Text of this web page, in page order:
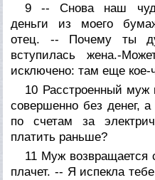
9 -- Снова наш
деньги из моего
отец. -- Почему ты
вступилась жена.-
исключено: там еще кое-
10 Расстроенный
совершенно без денег,
по счетам за
платить раньше?
11 Муж возвращается
плачет. -- Я испекла